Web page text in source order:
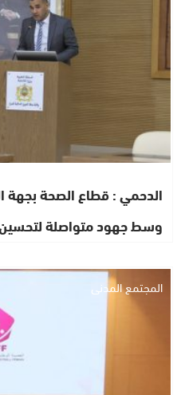
الدحمي : قطاع الصحة بجهة
وسط جهود متواصلة
المجتمع المدني